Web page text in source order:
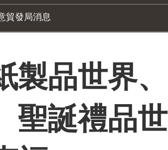
貿發局消息
品世界、
聖誕禮品世